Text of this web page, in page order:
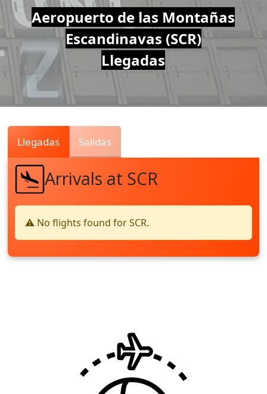
Air
Traffic
Live
Aeropuerto de las Montañas
Escandinavas (SCR)
Llegadas
Llegadas Salidas
Arrivals at SCR
⚠️ No flights found for SCR.